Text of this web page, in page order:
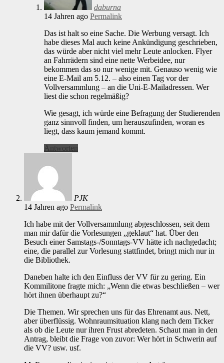
daburna
14 Jahren ago Permalink
Das ist halt so eine Sache. Die Werbung versagt. Ich
habe dieses Mal auch keine Ankündigung geschrieben,
das würde aber nicht viel mehr Leute anlocken. Flyer
an Fahrrädern sind eine nette Werbeidee, nur
bekommen das so nur wenige mit. Genauso wenig wie
eine E-Mail am 5.12. – also einen Tag vor der
Vollversammlung – an die Uni-E-Mailadressen. Wer
liest die schon regelmäßig?
Wie gesagt, ich würde eine Befragung der Studierenden
ganz sinnvoll finden, um herauszufinden, woran es
liegt, dass kaum jemand kommt.
Antworten
PJK
14 Jahren ago Permalink
Ich habe mit der Vollversammlung abgeschlossen, seit dem
man mir dafür die Vorlesungen „geklaut“ hat. Über den
Besuch einer Samstags-/Sonntags-VV hätte ich nachgedacht;
eine, die parallel zur Vorlesung stattfindet, bringt mich nur in
die Bibliothek.
Daneben halte ich den Einfluss der VV für zu gering. Ein
Kommilitone fragte mich: „Wenn die etwas beschließen – wer
hört ihnen überhaupt zu?“
Die Themen. Wir sprechen uns für das Ehrenamt aus. Nett,
aber überflüssig. Wohnraumsituation klang nach dem Ticker
als ob die Leute nur ihren Frust abredeten. Schaut man in den
Antrag, bleibt die Frage von zuvor: Wer hört in Schwerin auf
die VV? usw. usf.